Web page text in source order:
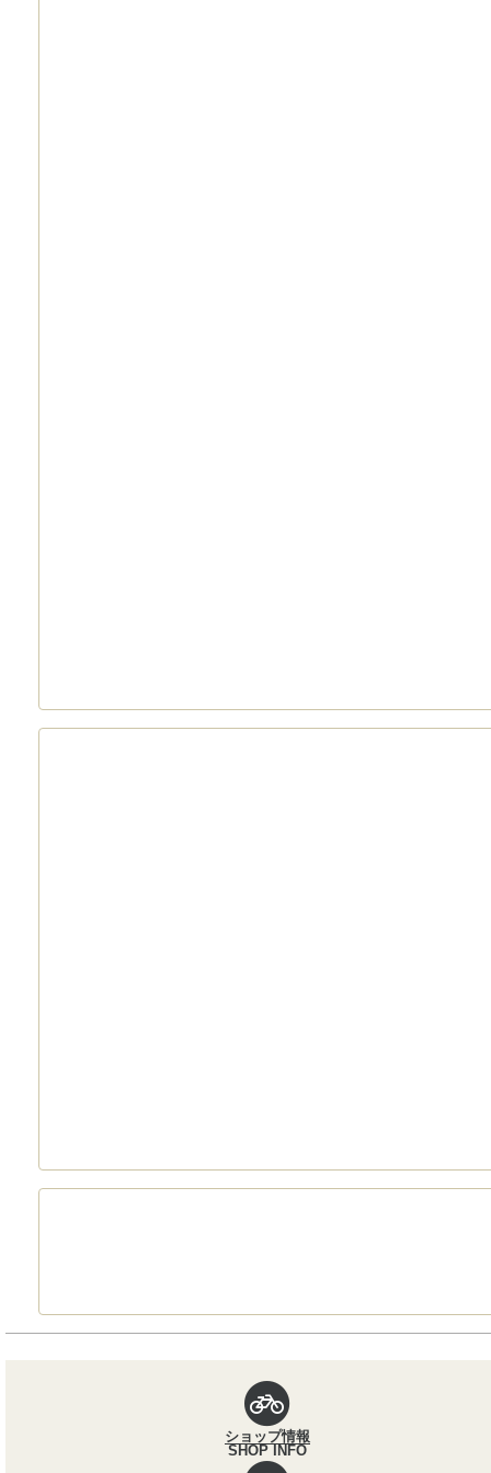
ショップ情報
SHOP INFO